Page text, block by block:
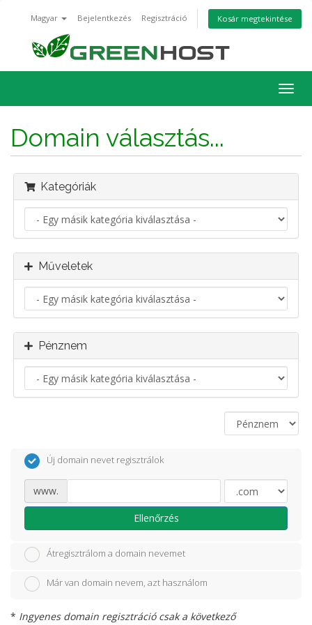
Magyar Bejelentkezés Regisztráció Kosár megtekintése
a
Domain választás...
Kategóriák
Műveletek
Pénznem
Új domain nevet regisztrálok
www.
Ellenőrzés
Átregisztrálom a domain nevemet
Már van domain nevem, azt használom
* Ingyenes domain regisztráció csak a következő